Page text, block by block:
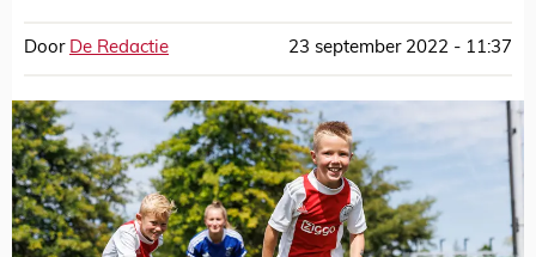
Door De Redactie 23 september 2022 - 11:37